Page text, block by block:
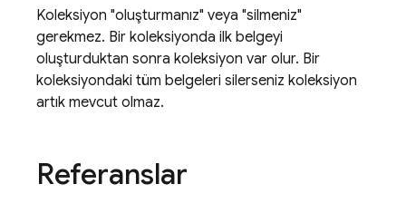
Koleksiyon "oluşturmanız" veya "silmeniz"
gerekmez. Bir koleksiyonda ilk belgeyi
oluşturduktan sonra koleksiyon var olur. Bir
koleksiyondaki tüm belgeleri silerseniz koleksiyon
artık mevcut olmaz.
Referanslar